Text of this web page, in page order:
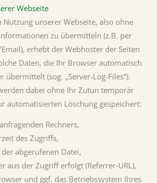
Webseite
Nutzung unserer Webseite, also ohne
zu übermitteln (z.B. per
erhebt der Webhoster der Seiten
Daten, die Ihr Browser automatisch
übermittelt (sog. „Server-Log-Files“).
dabei ohne Ihr Zutun temporär
automatisierten Löschung gespeichert:
Rechners,
des Zugriffs,
abgerufenen Datei,
aus der Zugriff erfolgt (Referrer-URL),
und ggf. das Betriebssystem Ihres